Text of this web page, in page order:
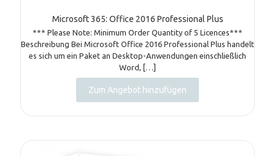
Microsoft 365: Office 2016 Professional Plus
*** Please Note: Minimum Order Quantity of 5 Licences***
Beschreibung Bei Microsoft Office 2016 Professional Plus handelt
es sich um ein Paket an Desktop-Anwendungen einschließlich
Word,
[…]
Zum Angebot hinzufügen